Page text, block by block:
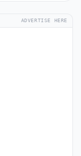
ADVERTISE HERE